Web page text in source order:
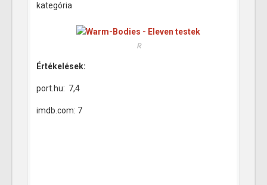
kategória
R
Értékelések:
port.hu: 7,4
imdb.com: 7